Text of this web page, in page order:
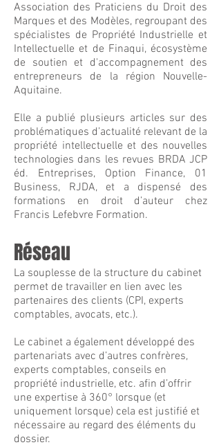
Association des Praticiens du Droit des
Marques et des Modèles, regroupant des
spécialistes de Propriété Industrielle et
Intellectuelle et de Finaqui, écosystème
de soutien et d'accompagnement des
entrepreneurs de la région Nouvelle-
Aquitaine.
Elle a publié plusieurs articles sur des
problématiques d’actualité relevant de la
propriété intellectuelle et des nouvelles
technologies dans les revues BRDA JCP
éd. Entreprises, Option Finance, 01
Business, RJDA, et a dispensé des
formations en droit d’auteur chez
Francis Lefebvre Formation.
Réseau
La souplesse de la structure du cabinet
permet de travailler en lien avec les
partenaires des clients (CPI, experts
comptables, avocats, etc.).
Le cabinet a également développé des
partenariats avec d’autres confrères,
experts comptables, conseils en
propriété industrielle, etc. afin d’offrir
une expertise à 360° lorsque (et
uniquement lorsque) cela est justifié et
nécessaire au regard des éléments du
dossier.